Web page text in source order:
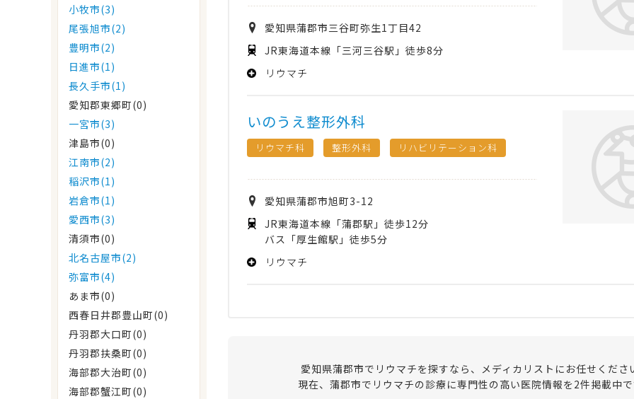
小牧市(3)
尾張旭市(2)
豊明市(2)
日進市(1)
長久手市(1)
愛知郡東郷町(0)
一宮市(3)
津島市(0)
江南市(2)
稲沢市(1)
岩倉市(1)
愛西市(3)
清須市(0)
北名古屋市(2)
弥富市(4)
あま市(0)
西春日井郡豊山町(0)
丹羽郡大口町(0)
丹羽郡扶桑町(0)
海部郡大治町(0)
海部郡蟹江町(0)
愛知県蒲郡市三谷町弥生1丁目42
JR東海道本線「三河三谷駅」徒歩8分
リウマチ
いのうえ整形外科
リウマチ科 整形外科 リハビリテーション科
愛知県蒲郡市旭町3-12
JR東海道本線「蒲郡駅」徒歩12分
バス「厚生館駅」徒歩5分
リウマチ
愛知県蒲郡市でリウマチを探すなら、メディカリストにお任せくださ
現在、蒲郡市でリウマチの診療に専門性の高い医院情報を2件掲載中で